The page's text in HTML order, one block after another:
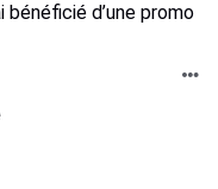
bénéficié d’une promo